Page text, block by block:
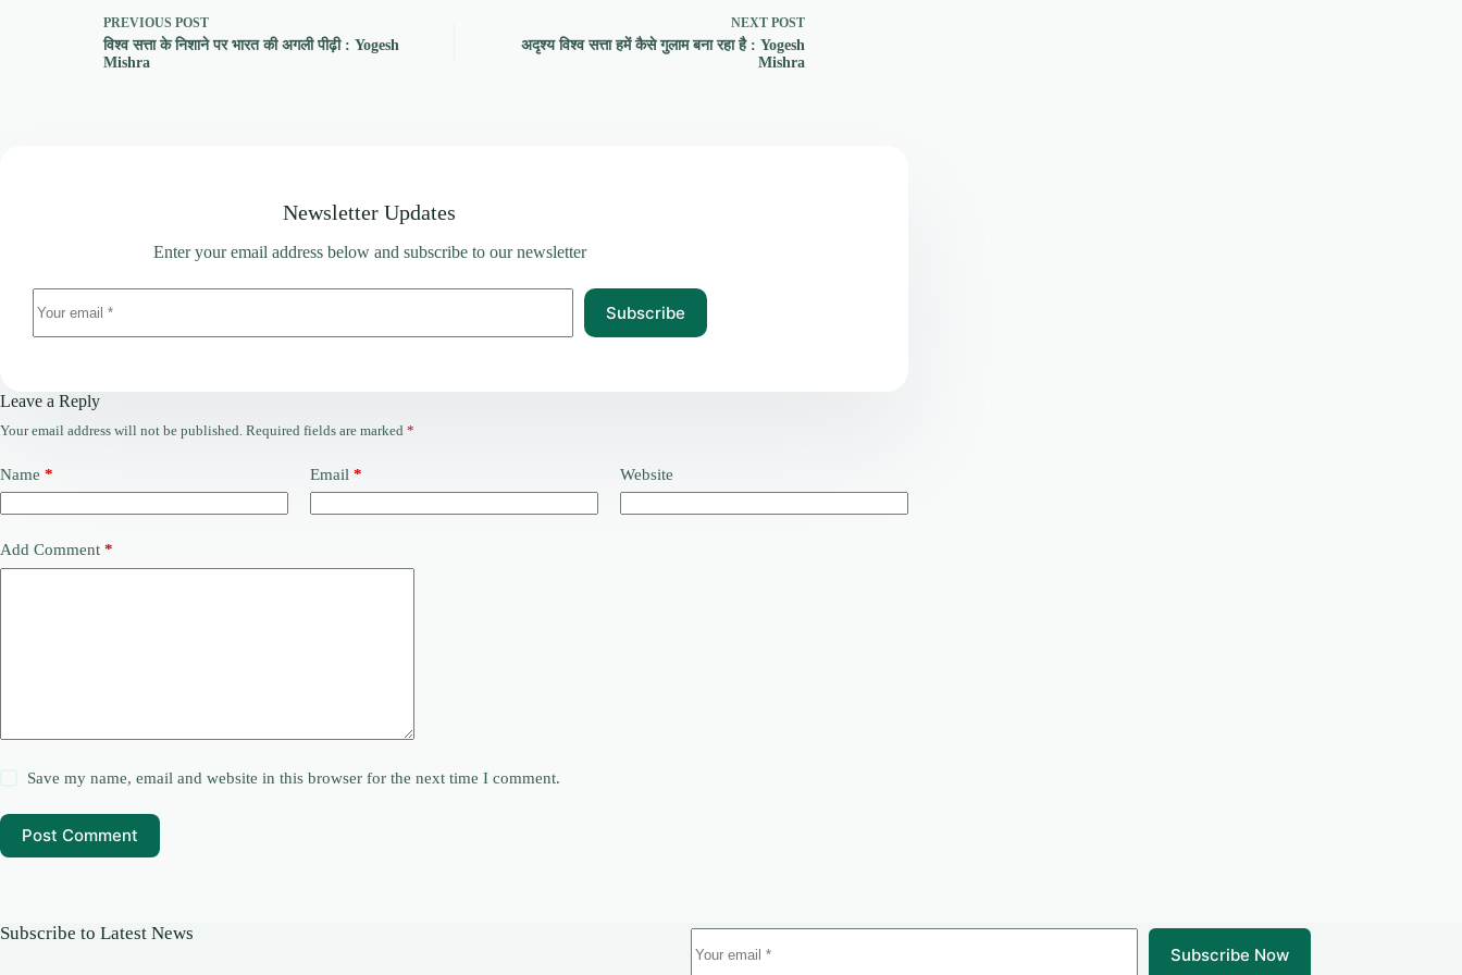
PREVIOUS POST
विश्व सत्ता के निशाने पर भारत की अगली पीढ़ी : Yogesh
Mishra
NEXT POST
अदृश्य विश्व सत्ता हमें कैसे गुलाम बना रहा है : Yogesh
Mishra
Newsletter Updates
Enter your email address below and subscribe to our newsletter
Subscribe
Leave a Reply
Your email address will not be published. Required fields are marked *
Name * Email * Website
Add Comment *
Save my name, email and website in this browser for the next time I comment.
Post Comment
Subscribe to Latest News
Subscribe Now